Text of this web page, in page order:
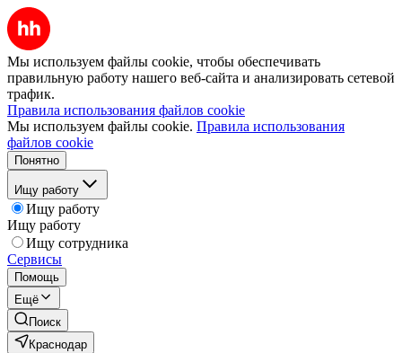
Мы используем файлы cookie, чтобы обеспечивать
правильную работу нашего веб-сайта и анализировать сетевой
трафик.
Правила использования файлов cookie
Мы используем файлы cookie. Правила использования
файлов cookie
Понятно
Ищу работу
Ищу работу
Ищу работу
Ищу сотрудника
Сервисы
Помощь
Ещё
Поиск
Краснодар